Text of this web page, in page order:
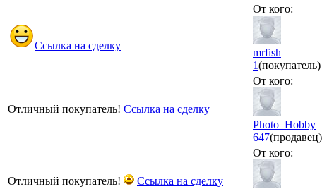
Ссылка на сделку
От кого:
mrfish
1(покупатель)
Отличный покупатель! Ссылка на сделку
От кого:
Photo_Hobby
647(продавец)
Отличный покупатель! Ссылка на сделку
От кого: